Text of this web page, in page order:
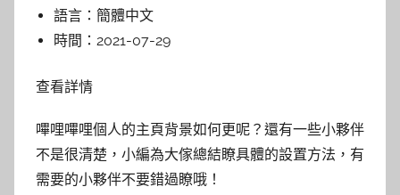
語言： 簡體中文
時間： 2021-07-29
查看詳情
嗶哩嗶哩個人的主頁背景如何更呢？還有一些小夥伴
不是很清楚，小編為大傢總結瞭具體的設置方法，有
需要的小夥伴不要錯過瞭哦！